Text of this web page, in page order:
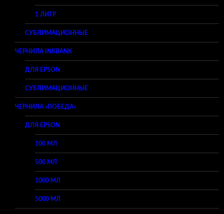
1 ЛИТР
СУБЛИМАЦИОННЫЕ
ЧЕРНИЛА INKBANK
ДЛЯ EPSON
СУБЛИМАЦИОННЫЕ
ЧЕРНИЛА «ПОБЕДА»
ДЛЯ EPSON
100 МЛ
500 МЛ
1000 МЛ
5000 МЛ